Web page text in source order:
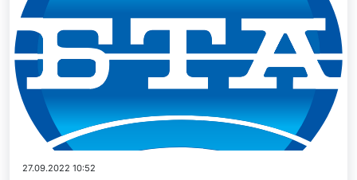
27.09.2022 10:52